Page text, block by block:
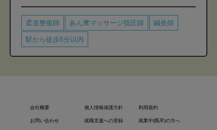
柔道整復師 あん摩マッサージ指圧師 鍼灸師
駅から徒歩5分以内
会社概要 個人情報保護方針 利用規約
お問い合わせ 就職支援への登録 就業中(既卒)の方へ